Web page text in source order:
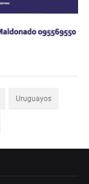
Uruguayos